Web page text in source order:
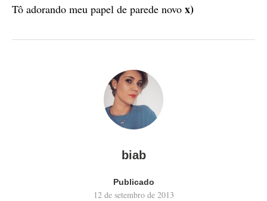
Tô adorando meu papel de parede novo x)
biab
Publicado
12 de setembro de 2013